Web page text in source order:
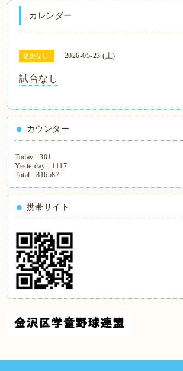
カレンダー
指定なし 2026-05-23 (土)
試合なし
カウンター
Today :301
Yesterday : 1117
Total :816587
携帯サイト